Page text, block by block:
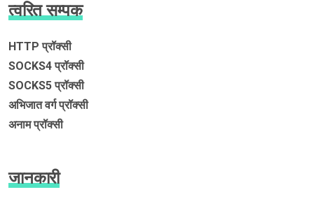
त्वरित सम्पक
HTTP प्रॉक्सी
SOCKS4 प्रॉक्सी
SOCKS5 प्रॉक्सी
अभिजात वर्ग प्रॉक्सी
अनाम प्रॉक्सी
जानकारी